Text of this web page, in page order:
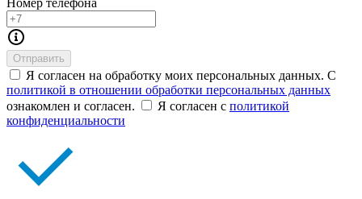
Отправить
Я согласен на обработку моих персональных данных. С
политикой в отношении обработки персональных данных
ознакомлен и согласен.
Я согласен с политикой
конфиденциальности